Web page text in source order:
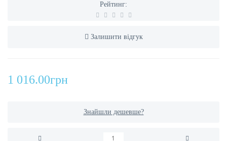
Рейтинг:
Залишити відгук
1 016.00грн
Знайшли дешевше?